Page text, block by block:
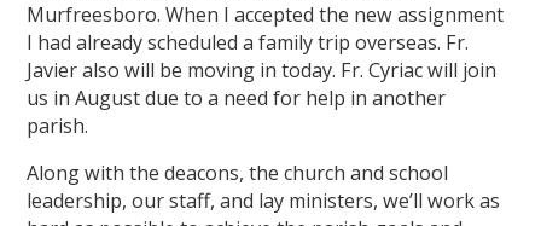
Murfreesboro. When I accepted the new assignment
I had already scheduled a family trip overseas. Fr.
Javier also will be moving in today. Fr. Cyriac will join
us in August due to a need for help in another
parish.
Along with the deacons, the church and school
leadership, our staff, and lay ministers, we’ll work as